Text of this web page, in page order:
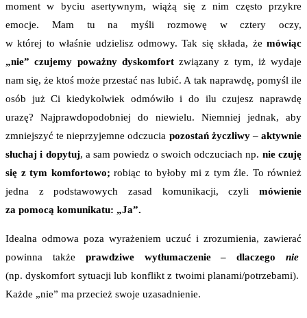
moment w byciu asertywnym, wiążą się z nim często przykre
emocje. Mam tu na myśli rozmowę w cztery oczy,
w której to właśnie udzielisz odmowy. Tak się składa, że mówiąc
„nie” czujemy poważny dyskomfortzwiązany z tym, iż wydaje
nam się, że ktoś może przestać nas lubić. A tak naprawdę, pomyśl ile
osób już Ci kiedykolwiek odmówiło i do ilu czujesz naprawdę
urazę? Najprawdopodobniej do niewielu. Niemniej jednak, aby
zmniejszyć te nieprzyjemne odczucia pozostań życzliwy–aktywnie
słuchaj i dopytuj, a sam powiedz o swoich odczuciach np. nie czuję
się z tym komfortowo; robiąc to byłoby mi z tym źle. To również
jedna z podstawowych zasad komunikacji, czyli mówienie
za pomocą komunikatu: „Ja”.
Idealna odmowa poza wyrażeniem uczuć i zrozumienia, zawierać
powinna także prawdziwe wytłumaczenie – dlaczegonie
(np. dyskomfort sytuacji lub konflikt z twoimi planami/potrzebami).
Każde „nie” ma przecież swoje uzasadnienie.